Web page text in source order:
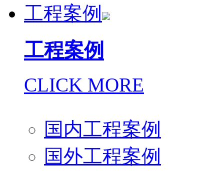
工程案例
工程案例
CLICK MORE
国内工程案例
国外工程案例